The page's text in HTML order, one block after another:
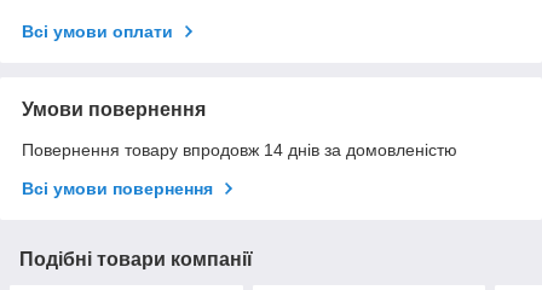
Всі умови оплати
Умови повернення
Повернення товару впродовж 14 днів за домовленістю
Всі умови повернення
Подібні товари компанії